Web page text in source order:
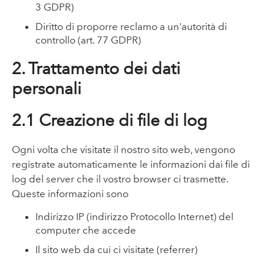
3 GDPR)
Diritto di proporre reclamo a un'autorità di
controllo (art. 77 GDPR)
2. Trattamento dei dati
personali
2.1 Creazione di file di log
Ogni volta che visitate il nostro sito web, vengono
registrate automaticamente le informazioni dai file di
log del server che il vostro browser ci trasmette.
Queste informazioni sono
Indirizzo IP (indirizzo Protocollo Internet) del
computer che accede
Il sito web da cui ci visitate (referrer)